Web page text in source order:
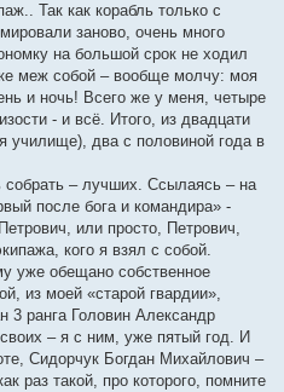
Так как корабль только с
заново, очень много
на большой срок не ходил
меж собой – вообще молчу: моя
и ночь! Всего же у меня, четыре
- и всё. Итого, из двадцати
училище), два с половиной года в
– лучших. Ссылаясь – на
после бога и командира» -
или просто, Петрович,
кого я взял с собой.
уже обещано собственное
из моей «старой гвардии»,
3 ранга Головин Александр
– я с ним, уже пятый год. И
Сидорчук Богдан Михайлович –
раз такой, про которого, помните